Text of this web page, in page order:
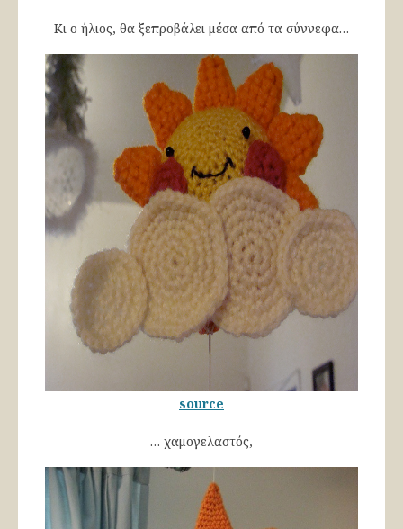
Κι ο ήλιος, θα ξεπροβάλει μέσα από τα σύννεφα…
source
… χαμογελαστός,